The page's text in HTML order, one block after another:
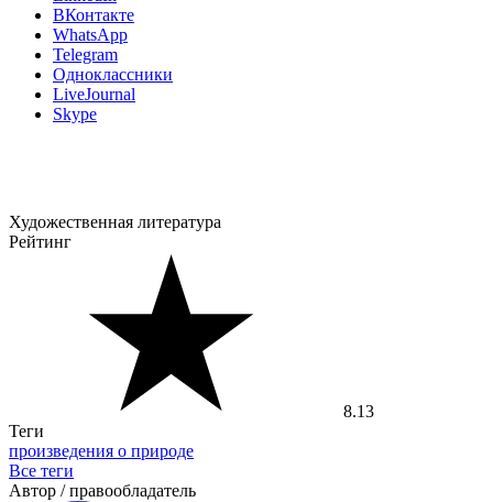
ВКонтакте
WhatsApp
Telegram
Одноклассники
LiveJournal
Skype
Художественная литература
Рейтинг
8.13
Теги
произведения о природе
Все теги
Автор / правообладатель